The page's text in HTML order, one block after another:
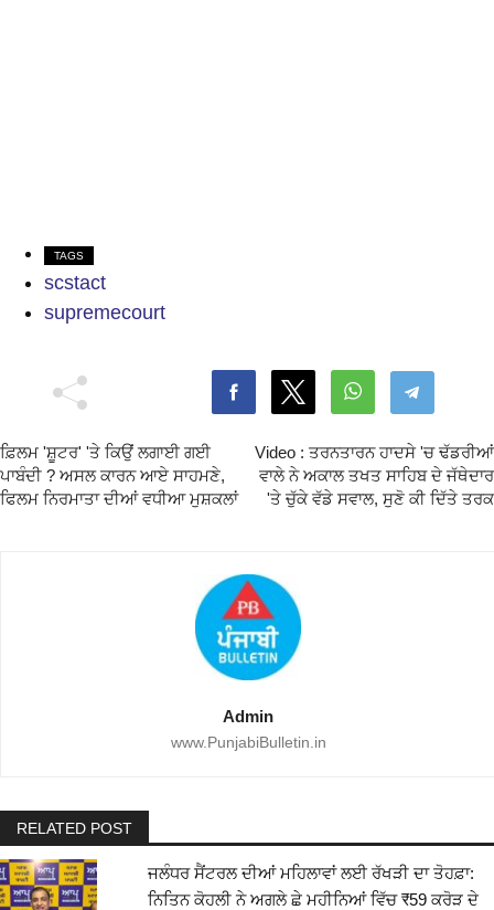
TAGS
scstact
supremecourt
ਫ਼ਿਲਮ 'ਸ਼ੂਟਰ' 'ਤੇ ਕਿਉਂ ਲਗਾਈ ਗਈ
ਪਾਬੰਦੀ ? ਅਸਲ ਕਾਰਨ ਆਏ ਸਾਹਮਣੇ,
ਫਿਲਮ ਨਿਰਮਾਤਾ ਦੀਆਂ ਵਧੀਆ ਮੁਸ਼ਕਲਾਂ
Video : ਤਰਨਤਾਰਨ ਹਾਦਸੇ 'ਚ ਢੱਡਰੀਆਂ
ਵਾਲੇ ਨੇ ਅਕਾਲ ਤਖਤ ਸਾਹਿਬ ਦੇ ਜੱਥੇਦਾਰ
'ਤੇ ਚੁੱਕੇ ਵੱਡੇ ਸਵਾਲ, ਸੁਣੋ ਕੀ ਦਿੱਤੇ ਤਰਕ
Admin
www.PunjabiBulletin.in
RELATED POST
ਜਲੰਧਰ ਸੈਂਟਰਲ ਦੀਆਂ ਮਹਿਲਾਵਾਂ ਲਈ ਰੱਖੜੀ ਦਾ ਤੋਹਫ਼ਾ:
ਨਿਤਿਨ ਕੋਹਲੀ ਨੇ ਅਗਲੇ ਛੇ ਮਹੀਨਿਆਂ ਵਿੱਚ ₹59 ਕਰੋੜ ਦੇ